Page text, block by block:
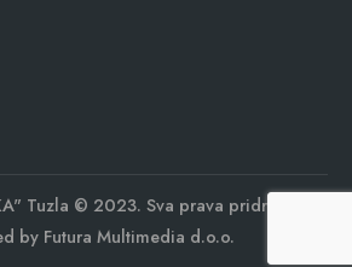
Tuzla © 2023. Sva prava pridržana.
by Futura Multimedia d.o.o.